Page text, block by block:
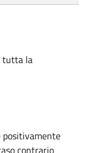
tutta la
positivamente
contrario